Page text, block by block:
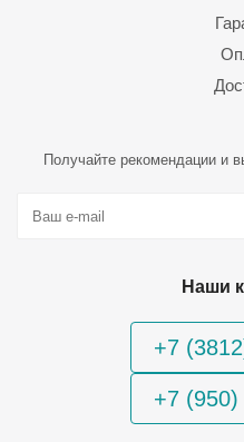
Получайте рекомендации и
Наши
+7
+7 (950)